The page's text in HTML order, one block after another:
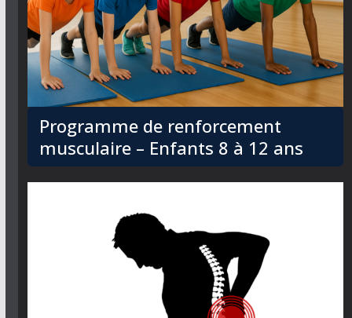
Programme de renforcement
musculaire – Enfants 8 à 12 ans